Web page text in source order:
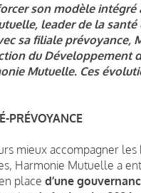
son modèle intégré
leader de la santé
sa filiale prévoyance,
du Développement
Mutuelle. Ces
PRÉVOYANCE
mieux accompagner les
Harmonie Mutuelle a
place d’une